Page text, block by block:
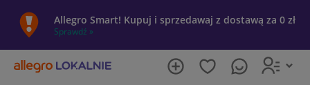
Allegro Smart! Kupuj i sprzedawaj z dostawą za 0 zł
Sprawdź »